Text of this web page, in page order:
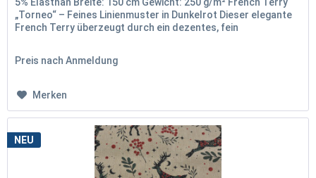
5% Elasthan Breite: 150 cm Gewicht: 250 g/m² French Terry
„Torneo“ – Feines Linienmuster in Dunkelrot Dieser elegante
French Terry überzeugt durch ein dezentes, fein
Preis nach Anmeldung
Merken
NEU